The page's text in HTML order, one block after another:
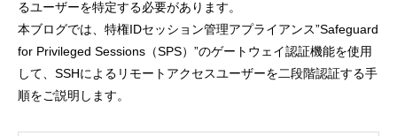
るユーザーを特定する必要があります。
本ブログでは、特権IDセッション管理アプライアンス”Safeguard
for Privileged Sessions（SPS）”のゲートウェイ認証機能を使用
して、SSHによるリモートアクセスユーザーを二段階認証する手
順をご説明します。